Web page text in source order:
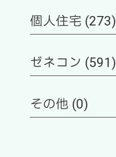
個人住宅 (273)
ゼネコン (591)
その他 (0)